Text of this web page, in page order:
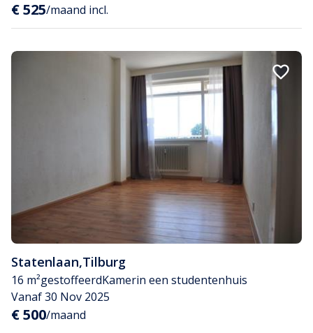
€ 525/maand incl.
Statenlaan,Tilburg
16 m²gestoffeerdKamerin een studentenhuis
Vanaf 30 Nov 2025
€ 500/maand